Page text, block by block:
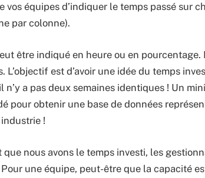
vos équipes d’indiquer le temps passé sur
par colonne).
être indiqué en heure ou en pourcentage.
L’objectif est d’avoir une idée du temps
n’y a pas deux semaines identiques ! Un
pour obtenir une base de données
!
nous avons le temps investi, les
une équipe, peut-être que la capacité